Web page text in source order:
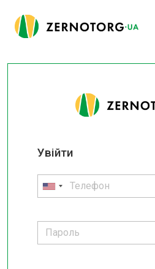
Увійти